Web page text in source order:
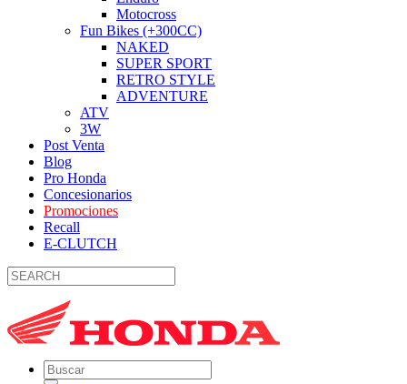
Motocross
Fun Bikes (+300CC)
NAKED
SUPER SPORT
RETRO STYLE
ADVENTURE
ATV
3W
Post Venta
Blog
Pro Honda
Concesionarios
Promociones
Recall
E-CLUTCH